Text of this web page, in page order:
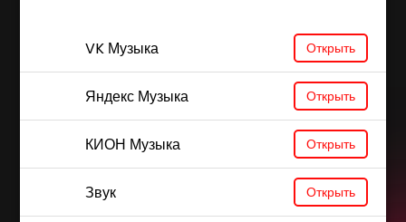
VK Музыка Открыть
Яндекс Музыка Открыть
КИОН Музыка Открыть
Звук Открыть